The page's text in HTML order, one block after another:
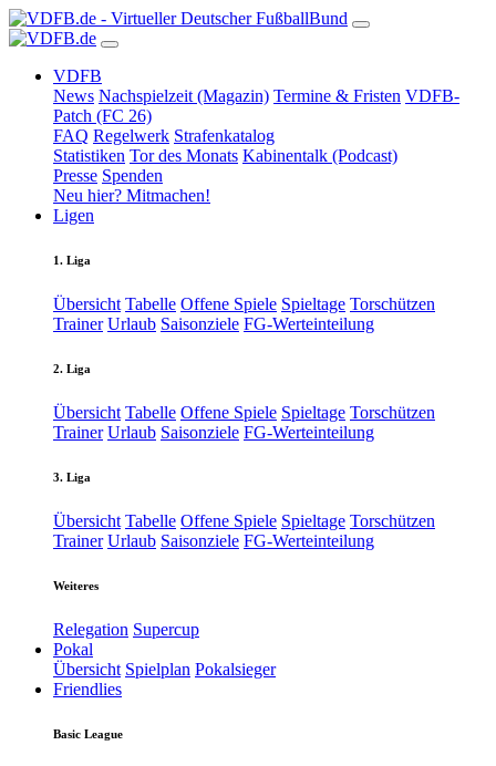
VDFB
News Nachspielzeit (Magazin) Termine & Fristen VDFB-
Patch (FC 26)
FAQ Regelwerk Strafenkatalog
Statistiken Tor des Monats Kabinentalk (Podcast)
Presse Spenden
Neu hier? Mitmachen!
Ligen
1. Liga
Übersicht Tabelle Offene Spiele Spieltage Torschützen
Trainer Urlaub Saisonziele FG-Werteinteilung
2. Liga
Übersicht Tabelle Offene Spiele Spieltage Torschützen
Trainer Urlaub Saisonziele FG-Werteinteilung
3. Liga
Übersicht Tabelle Offene Spiele Spieltage Torschützen
Trainer Urlaub Saisonziele FG-Werteinteilung
Weiteres
Relegation Supercup
Pokal
Übersicht Spielplan Pokalsieger
Friendlies
Basic League